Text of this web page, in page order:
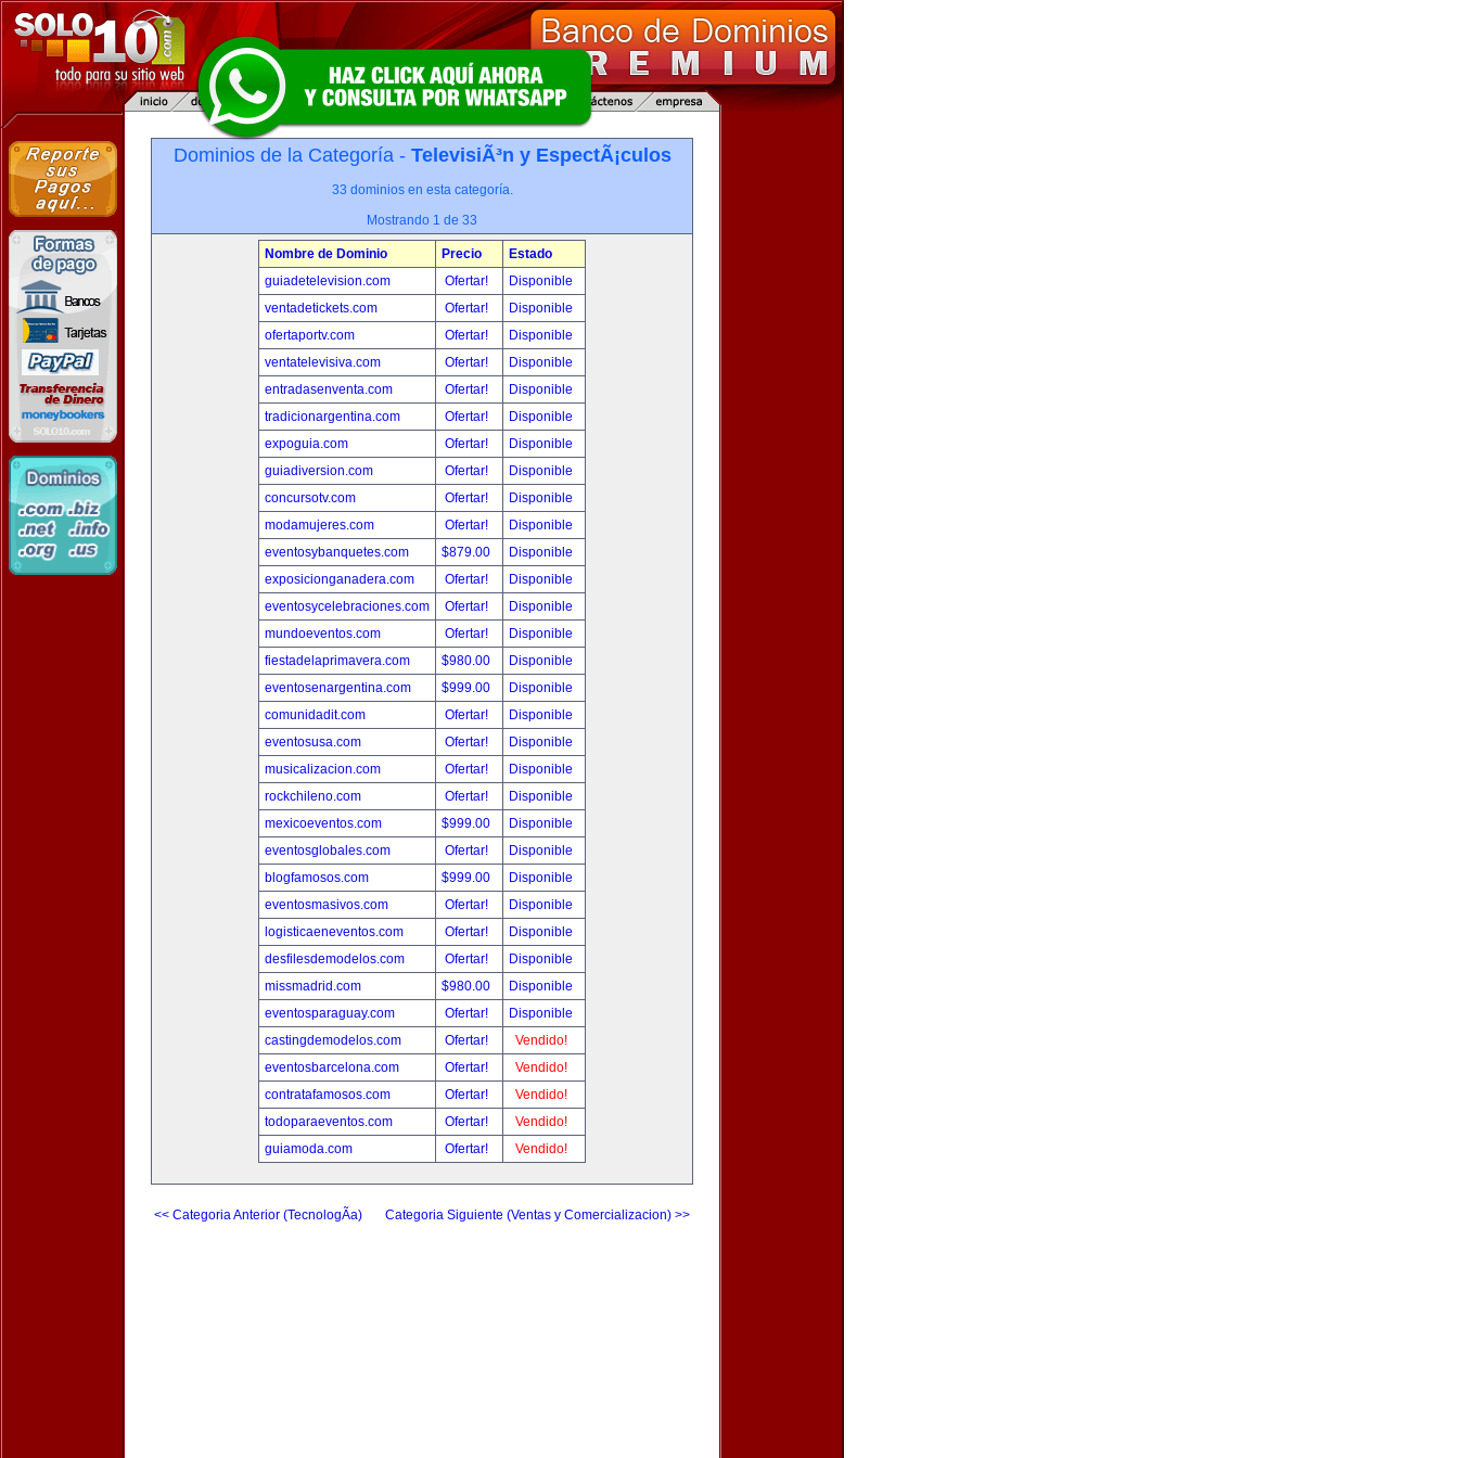
Dominios de la Categoría - TelevisiÃ³n y EspectÃ¡culos
33 dominios en esta categoría.
Mostrando 1 de 33
Nombre de Dominio Precio
Estado
guiadetelevision.com
Ofertar!
Disponible
ventadetickets.com
Ofertar!
Disponible
ofertaportv.com
Ofertar!
Disponible
ventatelevisiva.com
Ofertar!
Disponible
entradasenventa.com
Ofertar!
Disponible
tradicionargentina.com
Ofertar!
Disponible
expoguia.com
Ofertar!
Disponible
guiadiversion.com
Ofertar!
Disponible
concursotv.com
Ofertar!
Disponible
modamujeres.com
Ofertar!
Disponible
eventosybanquetes.com
$879.00
Disponible
exposicionganadera.com
Ofertar!
Disponible
eventosycelebraciones.com
Ofertar!
Disponible
mundoeventos.com
Ofertar!
Disponible
fiestadelaprimavera.com
$980.00
Disponible
eventosenargentina.com
$999.00
Disponible
comunidadit.com
Ofertar!
Disponible
eventosusa.com
Ofertar!
Disponible
musicalizacion.com
Ofertar!
Disponible
rockchileno.com
Ofertar!
Disponible
mexicoeventos.com
$999.00
Disponible
eventosglobales.com
Ofertar!
Disponible
blogfamosos.com
$999.00
Disponible
eventosmasivos.com
Ofertar!
Disponible
logisticaeneventos.com
Ofertar!
Disponible
desfilesdemodelos.com
Ofertar!
Disponible
missmadrid.com
$980.00
Disponible
eventosparaguay.com
Ofertar!
Disponible
castingdemodelos.com
Ofertar!
Vendido!
eventosbarcelona.com
Ofertar!
Vendido!
contratafamosos.com
Ofertar!
Vendido!
todoparaeventos.com
Ofertar!
Vendido!
guiamoda.com
Ofertar! Vendido!
<< Categoria Anterior (TecnologÃ­a) Categoria Siguiente (Ventas y Comercializacion) >>